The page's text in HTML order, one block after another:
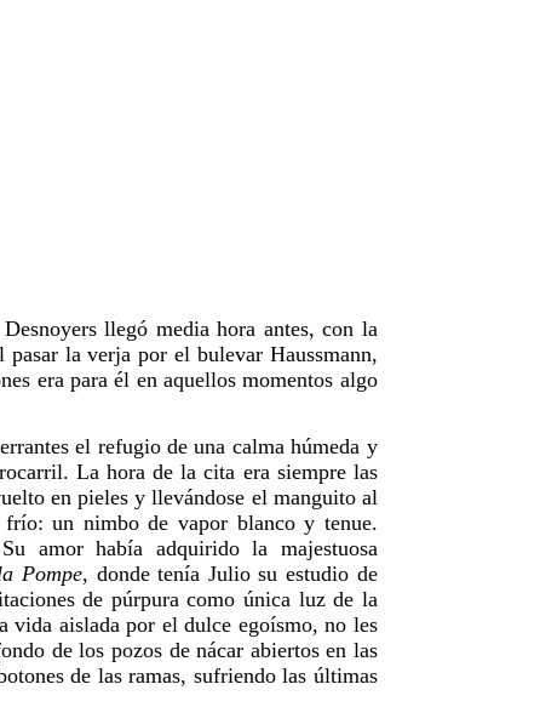
llegó media hora antes, con la
la verja por el bulevar Haussmann,
era para él en aquellos momentos algo
el refugio de una calma húmeda y
La hora de la cita era siempre las
en pieles y llevándose el manguito al
un nimbo de vapor blanco y tenue.
amor había adquirido la majestuosa
Pompe, donde tenía Julio su estudio de
de púrpura como única luz de la
aislada por el dulce egoísmo, no les
de los pozos de nácar abiertos en las
de las ramas, sufriendo las últimas